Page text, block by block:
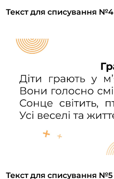
Текст для списування №4
Текст для списування №5